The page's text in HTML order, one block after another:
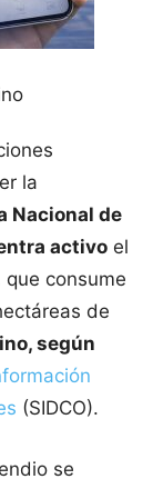
la
Nacional de
activo el
que consume
de
según
(SIDCO).
se